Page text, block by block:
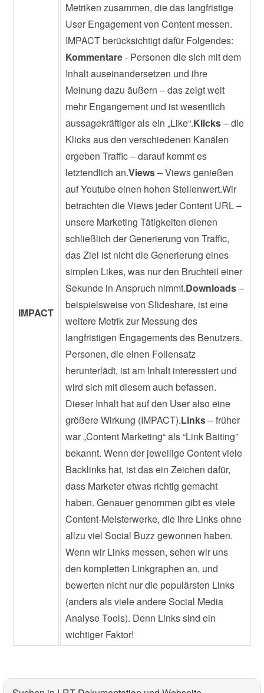
IMPACT
Metriken zusammen, die das langfristige
User Engagement von Content messen.
IMPACT berücksichtigt dafür Folgendes:
Kommentare- Personen die sich mit dem
Inhalt auseinandersetzen und ihre
Meinung dazu äußern – das zeigt weit
mehr Engangement und ist wesentlich
aussagekräftiger als ein „Like“.Klicks– die
Klicks aus den verschiedenen Kanälen
ergeben Traffic – darauf kommt es
letztendlich an.Views– Views genießen
auf Youtube einen hohen Stellenwert.Wir
betrachten die Views jeder Content URL –
unsere Marketing Tätigkeiten dienen
schließlich der Generierung von Traffic,
das Ziel ist nicht die Generierung eines
simplen Likes, was nur den Bruchteil einer
Sekunde in Anspruch nimmt.Downloads–
beispielsweise von Slideshare, ist eine
weitere Metrik zur Messung des
langfristigen Engagements des Benutzers.
Personen, die einen Foliensatz
herunterlädt, ist am Inhalt interessiert und
wird sich mit diesem auch befassen.
Dieser Inhalt hat auf den User also eine
größere Wirkung (IMPACT).Links– früher
war „Content Marketing“ als “Link Baiting”
bekannt. Wenn der jeweilige Content viele
Backlinks hat, ist das ein Zeichen dafür,
dass Marketer etwas richtig gemacht
haben. Genauer genommen gibt es viele
Content-Meisterwerke, die ihre Links ohne
allzu viel Social Buzz gewonnen haben.
Wenn wir Links messen, sehen wir uns
den kompletten Linkgraphen an, und
bewerten nicht nur die populärsten Links
(anders als viele andere Social Media
Analyse Tools). Denn Links sind ein
wichtiger Faktor!